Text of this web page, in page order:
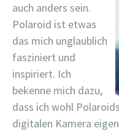
auch anders sein.
Polaroid ist etwas
das mich unglaublich
fasziniert und
inspiriert. Ich
bekenne mich dazu,
dass ich wohl
digitalen Kamera